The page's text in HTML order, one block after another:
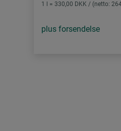
1 l = 330,00 DKK / (netto:
plus forsendelse